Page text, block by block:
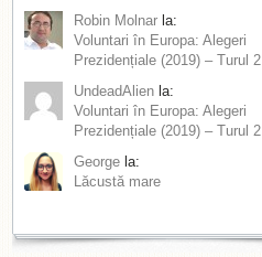
Robin Molnar la:
Voluntari în Europa: Alegeri
Prezidențiale (2019) – Turul 2
UndeadAlien la:
Voluntari în Europa: Alegeri
Prezidențiale (2019) – Turul 2
George la:
Lăcustă mare